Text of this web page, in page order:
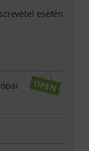
esetén